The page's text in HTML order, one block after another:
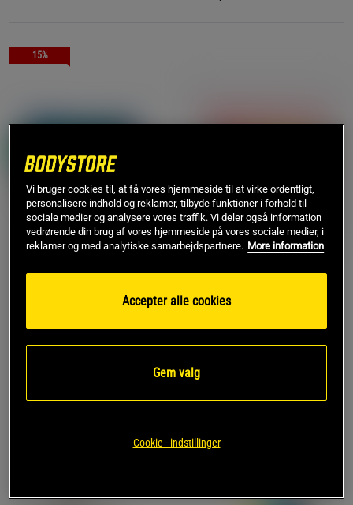
15%
Booty Builder Minibands
Rosa 4-Pack
3 anmeldelser
Booty builder
299 kr
Vi bruger cookies til, at få vores hjemmeside til at virke ordentligt,
personalisere indhold og reklamer, tilbyde funktioner i forhold til
sociale medier og analysere vores traffik. Vi deler også information
vedrørende din brug af vores hjemmeside på vores sociale medier, i
reklamer og med analytiske samarbejdspartnere. More information
Accepter alle cookies
Gem valg
Cookie - indstillinger